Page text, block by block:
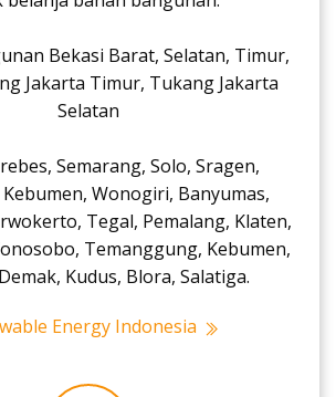
Bekasi Barat, Selatan, Timur,
Jakarta Timur, Tukang Jakarta
Selatan
Semarang, Solo, Sragen,
Wonogiri, Banyumas,
Tegal, Pemalang, Klaten,
Temanggung, Kebumen,
Kudus, Blora, Salatiga.
Energy Indonesia